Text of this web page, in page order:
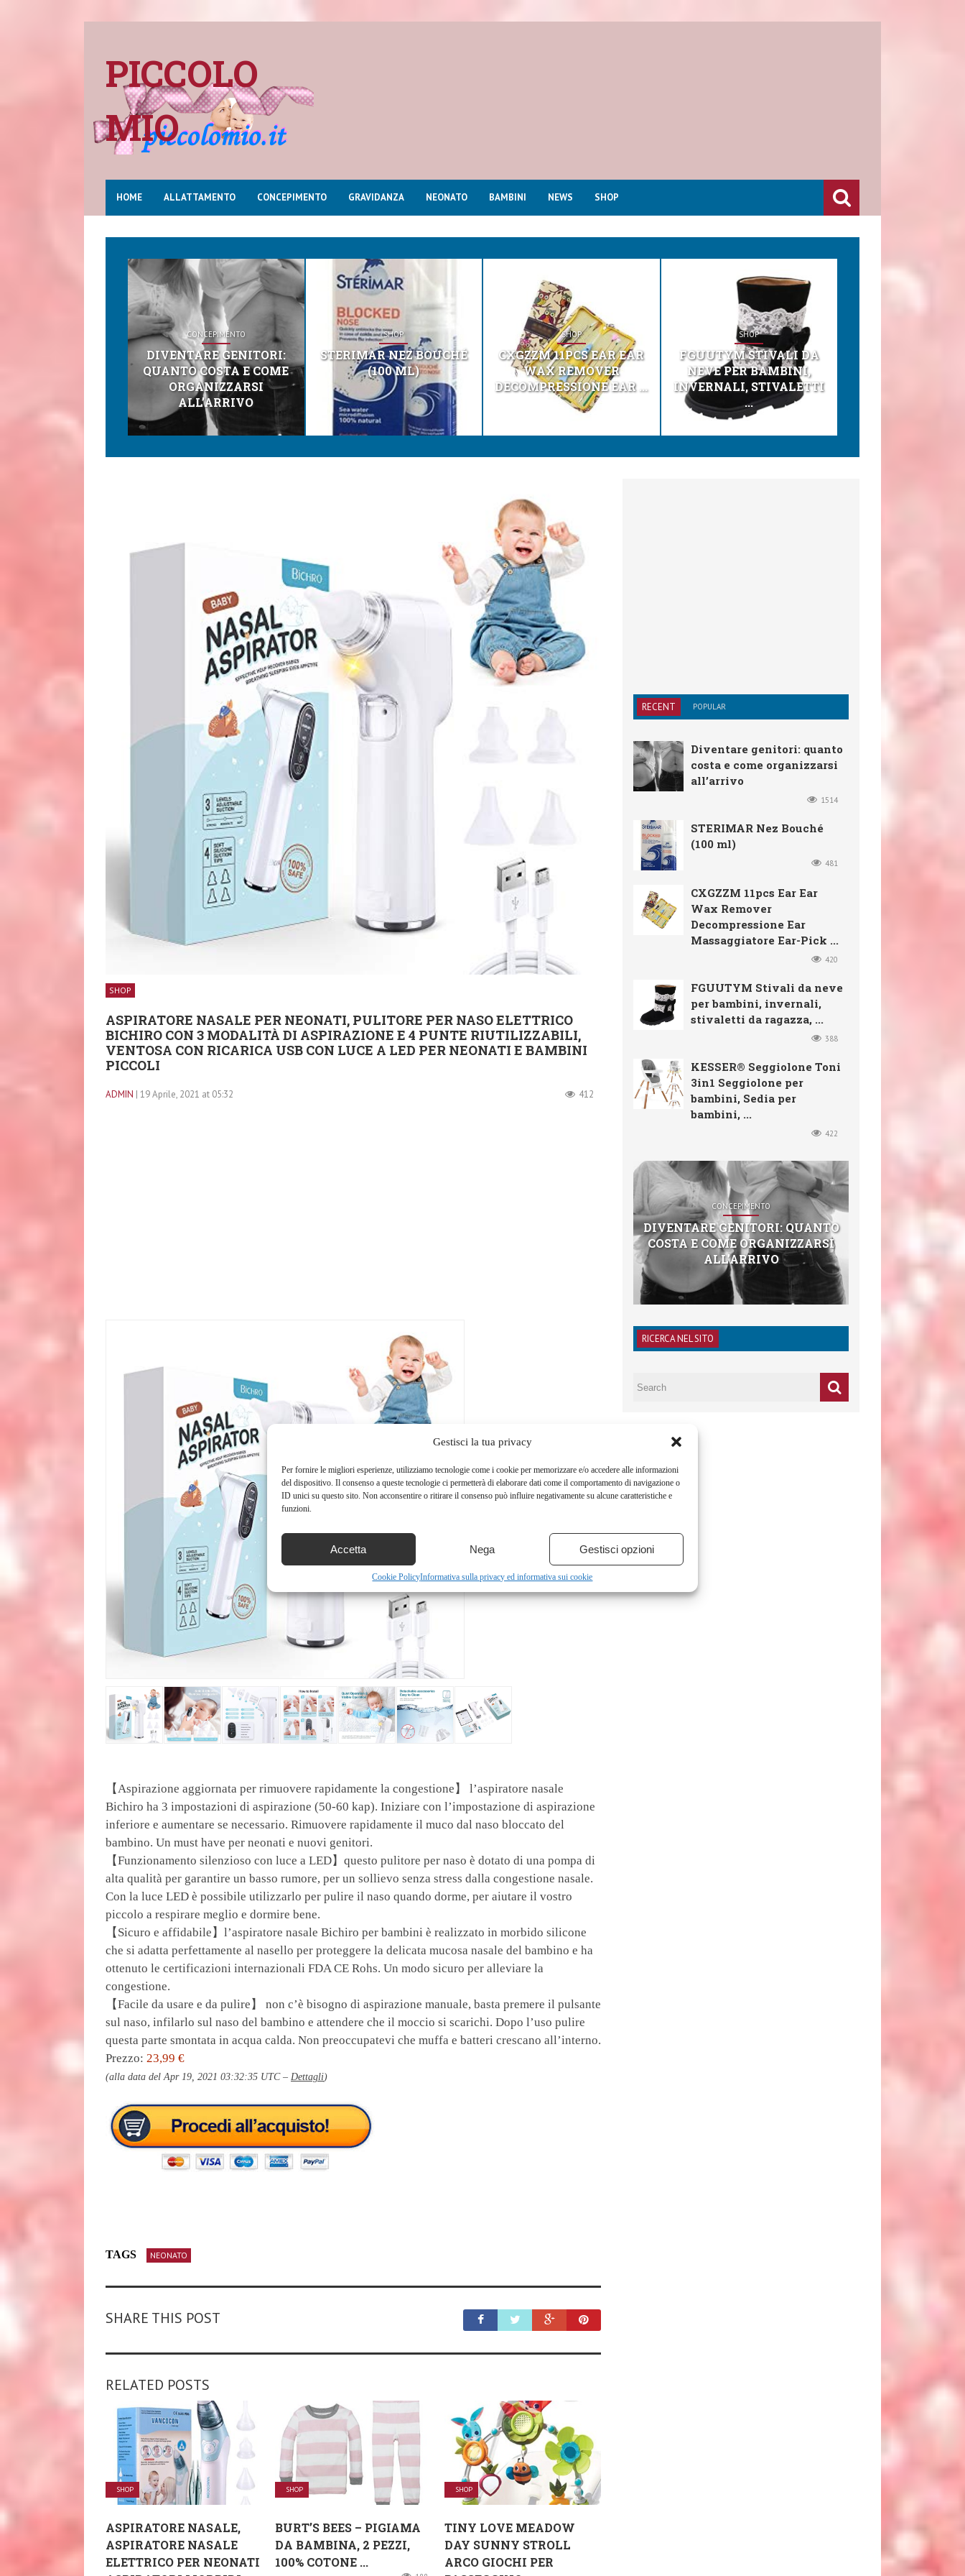
Gestisci la tua privacy
Per fornire le migliori esperienze, utilizziamo tecnologie come i cookie per memorizzare e/o accedere alle informazioni
del dispositivo. Il consenso a queste tecnologie ci permetterà di elaborare dati come il comportamento di navigazione o
ID unici su questo sito. Non acconsentire o ritirare il consenso può influire negativamente su alcune caratteristiche e
funzioni.
Accetta Nega Gestisci opzioni
Cookie PolicyInformativa sulla privacy ed informativa sui cookie
PICCOLO
MIO
HOME ALLATTAMENTO CONCEPIMENTO GRAVIDANZA NEONATO BAMBINI NEWS SHOP
CONCEPIMENTO
DIVENTARE GENITORI:
QUANTO COSTA E COME
ORGANIZZARSI
ALL’ARRIVO
SHOP
STERIMAR NEZ BOUCHÉ
(100 ML)
SHOP
CXGZZM 11PCS EAR EAR
WAX REMOVER
DECOMPRESSIONE EAR ...
SHOP
FGUUTYM STIVALI DA
NEVE PER BAMBINI,
INVERNALI, STIVALETTI
...
SHOP
ASPIRATORE NASALE PER NEONATI, PULITORE PER NASO ELETTRICO
BICHIRO CON 3 MODALITÀ DI ASPIRAZIONE E 4 PUNTE RIUTILIZZABILI,
VENTOSA CON RICARICA USB CON LUCE A LED PER NEONATI E BAMBINI
PICCOLI
ADMIN | 19 Aprile, 2021 at 05:32 412
【Aspirazione aggiornata per rimuovere rapidamente la congestione】 l’aspiratore nasale
Bichiro ha 3 impostazioni di aspirazione (50-60 kap). Iniziare con l’impostazione di aspirazione
inferiore e aumentare se necessario. Rimuovere rapidamente il muco dal naso bloccato del
bambino. Un must have per neonati e nuovi genitori.
【Funzionamento silenzioso con luce a LED】questo pulitore per naso è dotato di una pompa di
alta qualità per garantire un basso rumore, per un sollievo senza stress dalla congestione nasale.
Con la luce LED è possibile utilizzarlo per pulire il naso quando dorme, per aiutare il vostro
piccolo a respirare meglio e dormire bene.
【Sicuro e affidabile】l’aspiratore nasale Bichiro per bambini è realizzato in morbido silicone
che si adatta perfettamente al nasello per proteggere la delicata mucosa nasale del bambino e ha
ottenuto le certificazioni internazionali FDA CE Rohs. Un modo sicuro per alleviare la
congestione.
【Facile da usare e da pulire】 non c’è bisogno di aspirazione manuale, basta premere il pulsante
sul naso, infilarlo sul naso del bambino e attendere che il moccio si scarichi. Dopo l’uso pulire
questa parte smontata in acqua calda. Non preoccupatevi che muffa e batteri crescano all’interno.
Prezzo: 23,99 €
(alla data del Apr 19, 2021 03:32:35 UTC – Dettagli)
TAGS NEONATO
SHARE THIS POST
RELATED POSTS
SHOP
ASPIRATORE NASALE,
ASPIRATORE NASALE
ELETTRICO PER NEONATI
SHOP
BURT’S BEES – PIGIAMA
DA BAMBINA, 2 PEZZI,
100% COTONE ...
SHOP
TINY LOVE MEADOW
DAY SUNNY STROLL
ARCO GIOCHI PER
RECENT POPULAR
Diventare genitori: quanto
costa e come organizzarsi
all’arrivo
1514
STERIMAR Nez Bouché
(100 ml)
481
CXGZZM 11pcs Ear Ear
Wax Remover
Decompressione Ear
Massaggiatore Ear-Pick ...
420
FGUUTYM Stivali da neve
per bambini, invernali,
stivaletti da ragazza, ...
388
KESSER® Seggiolone Toni
3in1 Seggiolone per
bambini, Sedia per
bambini, ...
422
CONCEPIMENTO
DIVENTARE GENITORI: QUANTO
COSTA E COME ORGANIZZARSI
ALL’ARRIVO
RICERCA NEL SITO